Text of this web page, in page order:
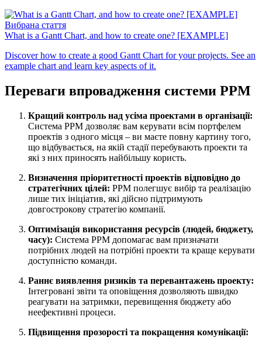
Вибрана стаття
What is a Gantt Chart, and how to create one? [EXAMPLE]
Discover how to create a good Gantt Chart for your projects. See an
example chart and learn key aspects of it.
Переваги впровадження системи PPM
Кращий контроль над усіма проектами в організації:
Система PPM дозволяє вам керувати всім портфелем
проектів з одного місця – ви маєте повну картину того,
що відбувається, на якій стадії перебувають проекти та
які з них приносять найбільшу користь.
Визначення пріоритетності проектів відповідно до
стратегічних цілей: PPM полегшує вибір та реалізацію
лише тих ініціатив, які дійсно підтримують
довгострокову стратегію компанії.
Оптимізація використання ресурсів (людей, бюджету,
часу): Система PPM допомагає вам призначати
потрібних людей на потрібні проекти та краще керувати
доступністю команди.
Раннє виявлення ризиків та перевантажень проекту:
Інтегровані звіти та оповіщення дозволяють швидко
реагувати на затримки, перевищення бюджету або
неефективні процеси.
Підвищення прозорості та покращення комунікації: